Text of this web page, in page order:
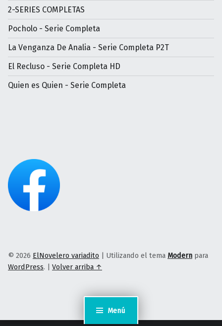
Menú
2-SERIES COMPLETAS
Pocholo - Serie Completa
La Venganza De Analia - Serie Completa P2T
El Recluso - Serie Completa HD
Quien es Quien - Serie Completa
© 2026 ElNovelero variadito | Utilizando el tema Modern para
WordPress. | Volver arriba ↑